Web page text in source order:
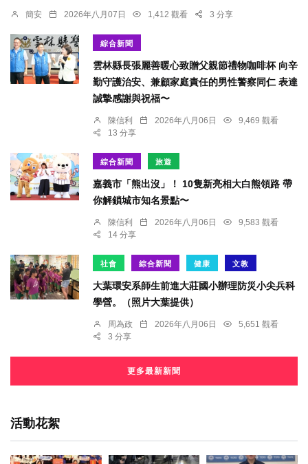
簡安 2026年八月07日 1,412 觀看 3 分享
綜合新聞
雲林縣長張麗善暖心致贈父親節禮物咖啡杯 向辛
勤守護治安、兼顧家庭責任的男性警察同仁 表達
誠摯感謝與祝福〜
陳信利 2026年八月06日
9,469 觀看
13 分享
綜合新聞 旅遊
嘉義市「熊出沒」！ 10隻新亮相大白熊領路 帶
你解鎖城市知名景點〜
陳信利 2026年八月06日
9,583 觀看
14 分享
社會 綜合新聞 健康 文教
大葉環安系師生前進大莊國小辦理防災小尖兵科
學營。（照片大葉提供）
周為政 2026年八月06日
5,651 觀看
3 分享
更多最新新聞
活動花絮